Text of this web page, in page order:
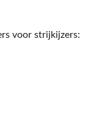
voor strijkijzers: